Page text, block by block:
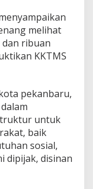
melihat
ribuan
KKTMS
pekanbaru,
untuk
baik
sosial,
dipijak, disinan